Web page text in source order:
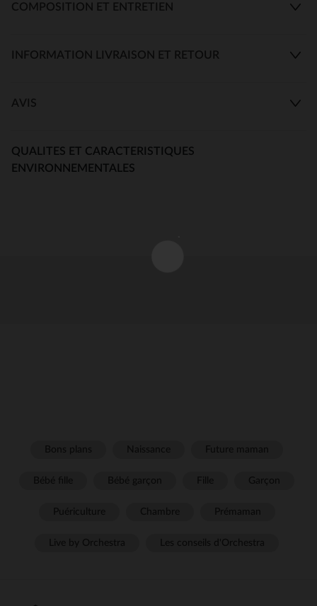
COMPOSITION ET ENTRETIEN
INFORMATION LIVRAISON ET RETOUR
AVIS
QUALITES ET CARACTERISTIQUES
ENVIRONNEMENTALES